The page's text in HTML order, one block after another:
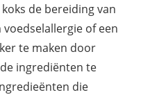
de bereiding van
of een
te maken door
ingrediënten te
die